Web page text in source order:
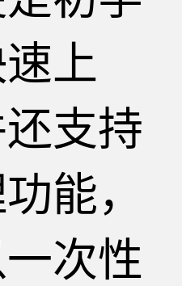
上
支持
能，
次性